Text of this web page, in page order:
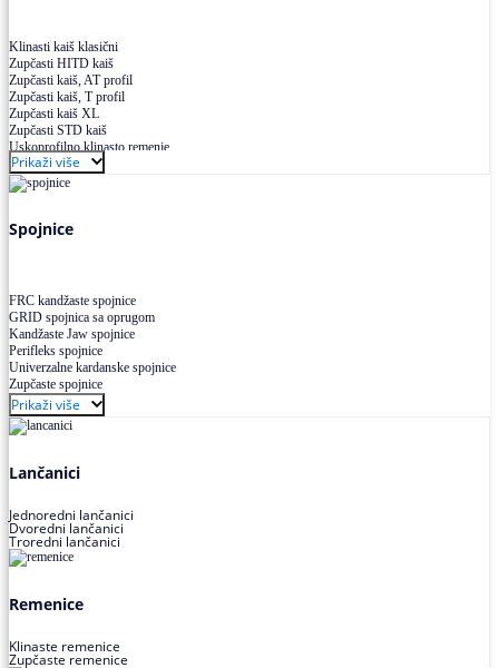
Klinasti kaiš klasični
Zupčasti HITD kaiš
Zupčasti kaiš, AT profil
Zupčasti kaiš, T profil
Zupčasti kaiš XL
Zupčasti STD kaiš
Uskoprofilno klinasto remenje
Uskoprofilno klinasto remenje spojeno
Uskoprofilno klinasto remenje XP extra power
Višekanalno remenje PJ,PK
Prikaži više
Spojnice
FRC kandžaste spojnice
GRID spojnica sa oprugom
Kandžaste Jaw spojnice
Perifleks spojnice
Univerzalne kardanske spojnice
Zupčaste spojnice
Prikaži više
Lančanici
Jednoredni lančanici
Dvoredni lančanici
Troredni lančanici
Remenice
Klinaste remenice
Zupčaste remenice